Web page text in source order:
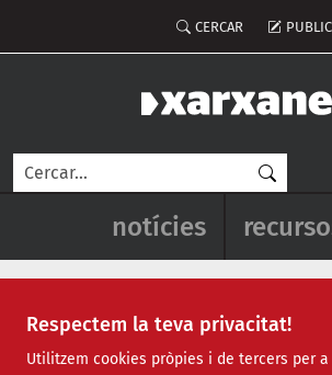
Respectem la teva privacitat!
Utilitzem cookies pròpies i de tercers per
Menú del
CERCAR
Cerca
Navegació
notícies
caoc